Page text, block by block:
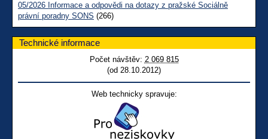
05/2026 Informace a odpovědi na dotazy z pražské Sociálně
právní poradny SONS (266)
Technické informace
Počet návštěv: 2 069 815
(od 28.10.2012)
Web technicky spravuje: